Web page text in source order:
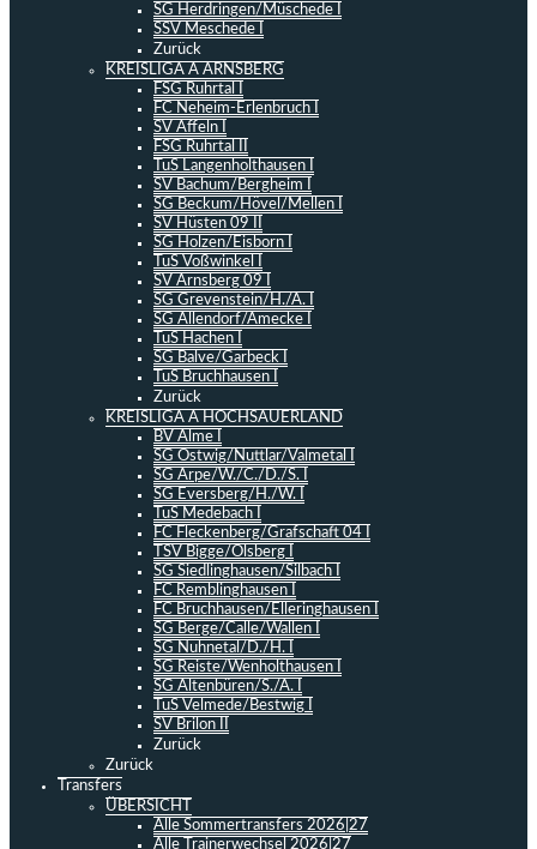
SG Herdringen/Müschede I
SSV Meschede I
Zurück
KREISLIGA A ARNSBERG
FSG Ruhrtal I
FC Neheim-Erlenbruch I
SV Affeln I
FSG Ruhrtal II
TuS Langenholthausen I
SV Bachum/Bergheim I
SG Beckum/Hövel/Mellen I
SV Hüsten 09 II
SG Holzen/Eisborn I
TuS Voßwinkel I
SV Arnsberg 09 I
SG Grevenstein/H./A. I
SG Allendorf/Amecke I
TuS Hachen I
SG Balve/Garbeck I
TuS Bruchhausen I
Zurück
KREISLIGA A HOCHSAUERLAND
BV Alme I
SG Ostwig/Nuttlar/Valmetal I
SG Arpe/W./C./D./S. I
SG Eversberg/H./W. I
TuS Medebach I
FC Fleckenberg/Grafschaft 04 I
TSV Bigge/Olsberg I
SG Siedlinghausen/Silbach I
FC Remblinghausen I
FC Bruchhausen/Elleringhausen I
SG Berge/Calle/Wallen I
SG Nuhnetal/D./H. I
SG Reiste/Wenholthausen I
SG Altenbüren/S./A. I
TuS Velmede/Bestwig I
SV Brilon II
Zurück
Zurück
Transfers
ÜBERSICHT
Alle Sommertransfers 2026|27
Alle Trainerwechsel 2026|27